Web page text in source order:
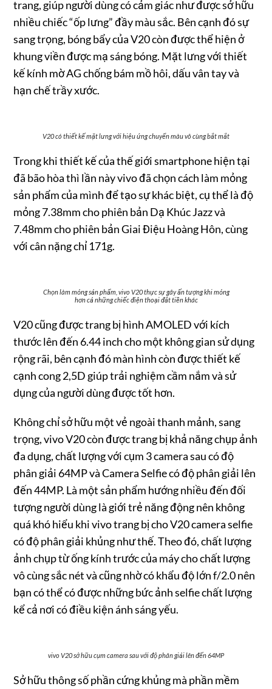
trang, giúp người dùng có cảm giác như được sở hữu
nhiều chiếc “ốp lưng” đầy màu sắc. Bên cạnh đó sự
sang trọng, bóng bẩy của V20 còn được thể hiện ở
khung viền được mạ sáng bóng. Mặt lưng với thiết
kế kính mờ AG chống bám mồ hôi, dấu vân tay và
hạn chế trầy xước.
V20 có thiết kế mặt lưng với hiệu ứng chuyển màu vô cùng bắt mắt
Trong khi thiết kế của thế giới smartphone hiện tại
đã bão hòa thì lần này vivo đã chọn cách làm mỏng
sản phẩm của mình để tạo sự khác biệt, cụ thể là độ
mỏng 7.38mm cho phiên bản Dạ Khúc Jazz và
7.48mm cho phiên bản Giai Điệu Hoàng Hôn, cùng
với cân nặng chỉ 171g.
Chọn làm mỏng sản phẩm, vivo V20 thực sự gây ấn tượng khi mỏng
hơn cả những chiếc điện thoại đắt tiền khác
V20 cũng được trang bị hình AMOLED với kích
thước lên đến 6.44 inch cho một không gian sử dụng
rộng rãi, bên cạnh đó màn hình còn được thiết kế
cạnh cong 2,5D giúp trải nghiệm cầm nắm và sử
dụng của người dùng được tốt hơn.
Không chỉ sở hữu một vẻ ngoài thanh mảnh, sang
trọng, vivo V20 còn được trang bị khả năng chụp ảnh
đa dụng, chất lượng với cụm 3 camera sau có độ
phân giải 64MP và Camera Selfie có độ phân giải lên
đến 44MP. Là một sản phẩm hướng nhiều đến đối
tượng người dùng là giới trẻ năng động nên không
quá khó hiểu khi vivo trang bị cho V20 camera selfie
có độ phân giải khủng như thế. Theo đó, chất lượng
ảnh chụp từ ống kính trước của máy cho chất lượng
vô cùng sắc nét và cũng nhờ có khẩu độ lớn f/2.0 nên
bạn có thể có được những bức ảnh selfie chất lượng
kể cả nơi có điều kiện ánh sáng yếu.
vivo V20 sở hữu cụm camera sau với độ phân giải lên đến 64MP
Sở hữu thông số phần cứng khủng mà phần mềm